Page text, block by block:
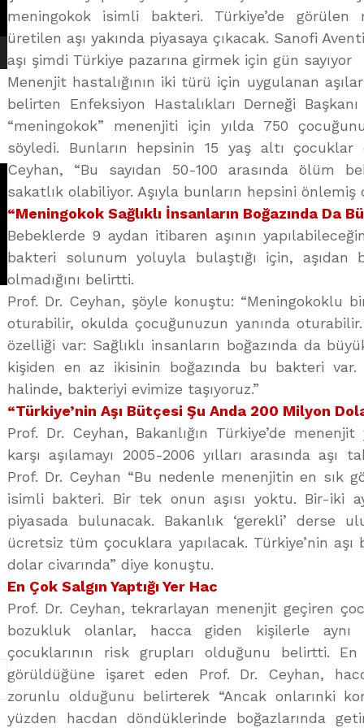
meningokok isimli bakteri. Türkiye’de görülen
üretilen aşı yakında piyasaya çıkacak. Sanofi
aşı şimdi Türkiye pazarına girmek için gün sayıyor
Menenjit hastalığının iki türü için uygulanan
belirten Enfeksiyon Hastalıkları Derneği
“meningokok” menenjiti için yılda 750
söyledi. Bunların hepsinin 15 yaş altı
Ceyhan, “Bu sayıdan 50-100 arasında ölüm
sakatlık olabiliyor. Aşıyla bunların hepsini önlemiş
“Meningokok Sağlıklı İnsanların Boğazında Da
Bebeklerde 9 aydan itibaren aşının
bakteri solunum yoluyla bulaştığı için, aşıdan
olmadığını belirtti.
Prof. Dr. Ceyhan, şöyle konuştu: “Meningokoklu
oturabilir, okulda çocuğunuzun yanında
özelliği var: Sağlıklı insanların boğazında da
kişiden en az ikisinin boğazında bu bakteri var.
halinde, bakteriyi evimize taşıyoruz.”
“Türkiye’nin Aşı Bütçesi Şu Anda 200 Milyon
Prof. Dr. Ceyhan, Bakanlığın Türkiye’de
karşı aşılamayı 2005-2006 yılları arasında aşı
Prof. Dr. Ceyhan “Bu nedenle menenjitin en sık
isimli bakteri. Bir tek onun aşısı yoktu. Bir-iki
piyasada bulunacak. Bakanlık ‘gerekli’ derse
ücretsiz tüm çocuklara yapılacak. Türkiye’nin
dolar civarında” diye konuştu.
En Çok Salgın Yaptığı Yer Hac
Prof. Dr. Ceyhan, tekrarlayan menenjit geçiren
bozukluk olanlar, hacca giden kişilerle aynı
çocuklarının risk grupları olduğunu belirtti.
görüldüğüne işaret eden Prof. Dr. Ceyhan,
zorunlu olduğunu belirterek “Ancak onlarınki
yüzden hacdan döndüklerinde boğazlarında